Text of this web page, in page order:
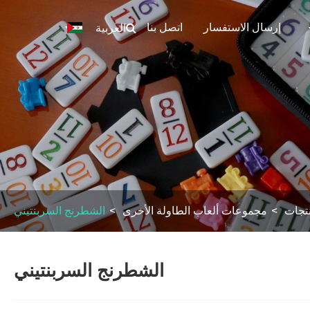
إرسال الاستفسار اتصل بنا العربية
مجموعات ألعاب الطاولة الأخرى الشطرنج السربنتيني
الشطرنج السربنتيني